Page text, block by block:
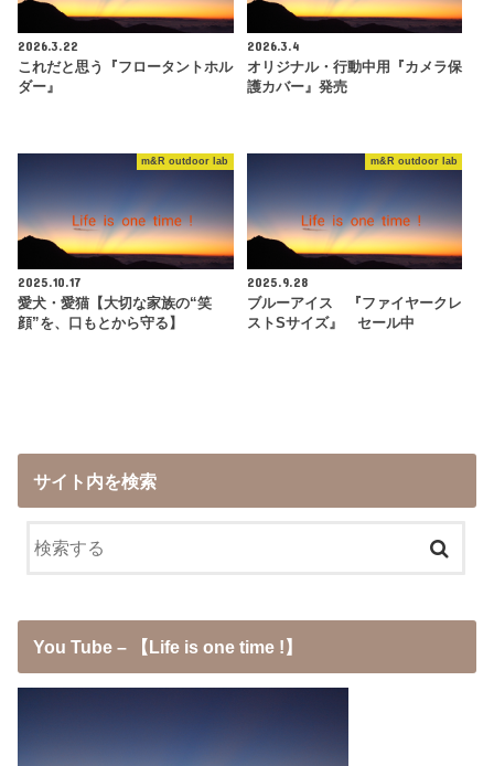
2026.3.22
これだと思う『フロータントホル
ダー』
2026.3.4
オリジナル・行動中用『カメラ保
護カバー』発売
m&R outdoor lab
2025.10.17
愛犬・愛猫【大切な家族の“笑
顔”を、口もとから守る】
m&R outdoor lab
2025.9.28
ブルーアイス 『ファイヤークレ
ストSサイズ』 セール中
サイト内を検索
You Tube – 【Life is one time !】